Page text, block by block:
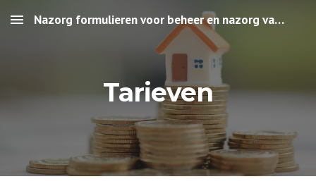
Skip to main content Skip to navigation
Nazorg formulieren voor beheer en nazorg van uw portefeuille
Tarieven